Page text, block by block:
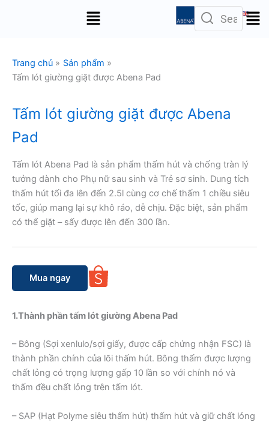
Menu
Trang chủ
Sản phẩm
Tấm lót giường giặt được Abena Pad
Tấm lót giường giặt được Abena
Pad
Tấm lót Abena Pad là sản phẩm thấm hút và chống tràn lý
tưởng dành cho Phụ nữ sau sinh và Trẻ sơ sinh. Dung tích
thấm hút tối đa lên đến 2.5l cùng cơ chế thấm 1 chiều siêu
tốc, giúp mang lại sự khô ráo, dễ chịu. Đặc biệt, sản phẩm
có thể giặt – sấy được lên đến 300 lần.
Mua ngay
1.Thành phần tấm lót giường Abena Pad
– Bông (Sợi xenlulo/sợi giấy, được cấp chứng nhận FSC) là
thành phần chính của lõi thấm hút. Bông thấm được lượng
chất lỏng có trọng lượng gấp 10 lần so với chính nó và
thấm đều chất lỏng trên tấm lót.
– SAP (Hạt Polyme siêu thấm hút) thấm hút và giữ chất lỏng